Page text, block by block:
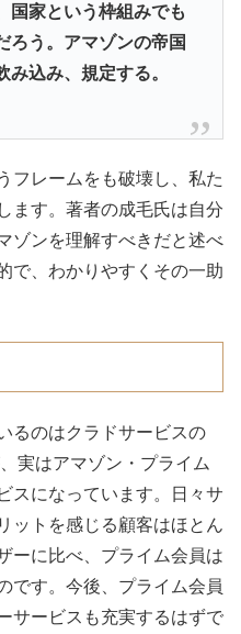
国家という枠組みでも
う。 アマゾンの帝国
込み、規定する。
フレームをも破壊し、私た
ます。著者の成毛氏は自分
ゾンを理解すべきだと述べ
で、わかりやすくその一助
るのはクラドサービスの
実はアマゾン・プライム
スになっています。日々サ
ットを感じる顧客はほとん
ーに比べ、プライム会員は
です。今後、プライム会員
サービスも充実するはずで